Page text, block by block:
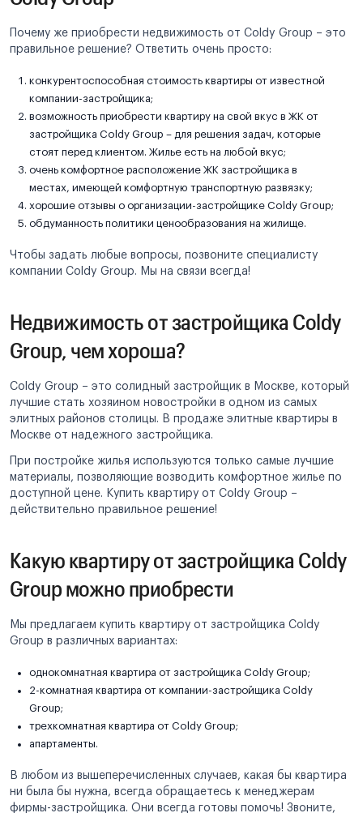
Почему же приобрести недвижимость от Coldy Group – это
правильное решение? Ответить очень просто:
конкурентоспособная стоимость квартиры от известной
компании-застройщика;
возможность приобрести квартиру на свой вкус в ЖК от
застройщика Coldy Group – для решения задач, которые
стоят перед клиентом. Жилье есть на любой вкус;
очень комфортное расположение ЖК застройщика в
местах, имеющей комфортную транспортную развязку;
хорошие отзывы о организации-застройщике Coldy Group;
обдуманность политики ценообразования на жилище.
Чтобы задать любые вопросы, позвоните специалисту
компании Coldy Group. Мы на связи всегда!
Недвижимость от застройщика Coldy
Group, чем хороша?
Coldy Group – это солидный застройщик в Москве, который
лучшие стать хозяином новостройки в одном из самых
элитных районов столицы. В продаже элитные квартиры в
Москве от надежного застройщика.
При постройке жилья используются только самые лучшие
материалы, позволяющие возводить комфортное жилье по
доступной цене. Купить квартиру от Coldy Group –
действительно правильное решение!
Какую квартиру от застройщика Coldy
Group можно приобрести
Мы предлагаем купить квартиру от застройщика Coldy
Group в различных вариантах:
однокомнатная квартира от застройщика Coldy Group;
2-комнатная квартира от компании-застройщика Coldy
Group;
трехкомнатная квартира от Coldy Group;
апартаменты.
В любом из вышеперечисленных случаев, какая бы квартира
ни была бы нужна, всегда обращаетесь к менеджерам
фирмы-застройщика. Они всегда готовы помочь! Звоните,